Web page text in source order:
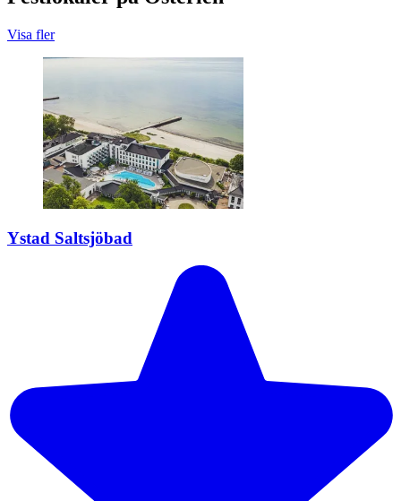
Visa fler
Ystad Saltsjöbad